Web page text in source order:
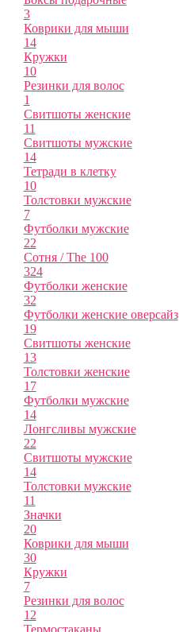
3
Коврики для мыши
14
Кружки
10
Резинки для волос
1
Свитшоты женские
11
Свитшоты мужские
14
Тетради в клетку
10
Толстовки мужские
7
Футболки мужские
22
Сотня / The 100
324
Футболки женские
32
Футболки женские оверсайз
19
Свитшоты женские
13
Толстовки женские
17
Футболки мужские
14
Лонгсливы мужские
22
Свитшоты мужские
14
Толстовки мужские
11
Значки
20
Коврики для мыши
30
Кружки
7
Резинки для волос
12